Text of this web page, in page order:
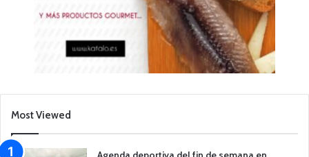
Most Viewed